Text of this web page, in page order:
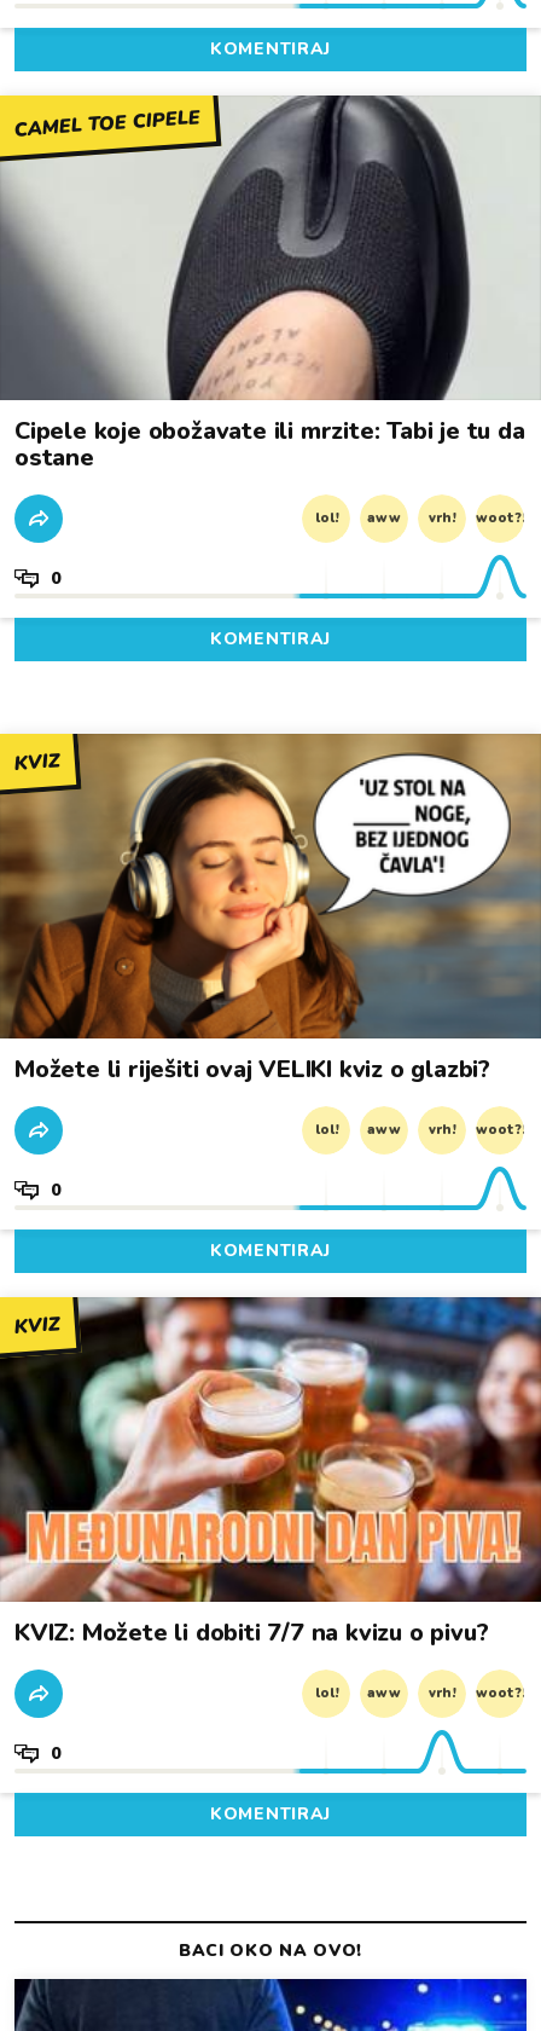
KOMENTIRAJ
CAMEL TOE CIPELE
Cipele koje obožavate ili mrzite: Tabi je tu da
ostane
lol! aww vrh! woot?!
0
KOMENTIRAJ
KVIZ
Možete li riješiti ovaj VELIKI kviz o glazbi?
lol! aww vrh! woot?!
0
KOMENTIRAJ
KVIZ
KVIZ: Možete li dobiti 7/7 na kvizu o pivu?
lol! aww vrh! woot?!
0
KOMENTIRAJ